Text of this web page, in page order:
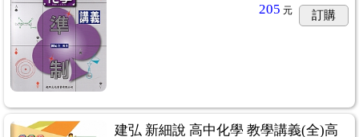
205 元 訂購
建弘 新細說 高中化學 教學講義(全)高